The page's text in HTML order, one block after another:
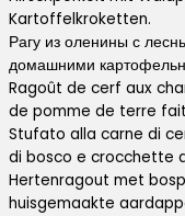
Kartoffelkroketten.
Рагу из оленины с
домашними
Ragoût de cerf aux
de pomme de terre
Stufato alla carne di
di bosco e crocchette
Hertenragout met
huisgemaakte